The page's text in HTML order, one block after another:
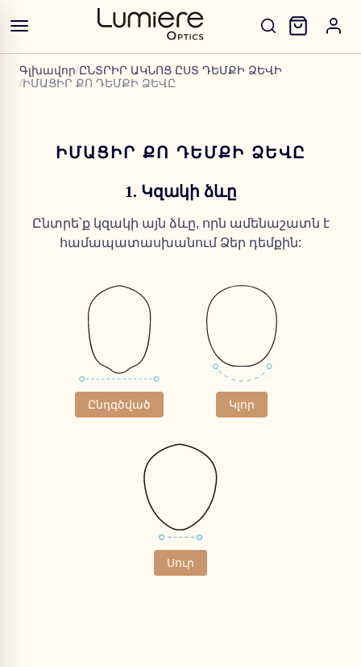
Գլխավոր/ԸՆՏՐԻՐ ԱԿՆՈՑ ԸՍՏ ԴԵՄՔԻ ՁԵՎԻ
/ԻՄԱՑԻՐ ՔՈ ԴԵՄՔԻ ՁԵՎԸ
ԻՄԱՑԻՐ ՔՈ ԴԵՄՔԻ ՁԵՎԸ
1. Կզակի ձևը
Ընտրե՝ք կզակի այն ձևը, որն ամենաշատն է
համապատասխանում Ձեր դեմքին:
Ընդգծված Կլոր
Սուր